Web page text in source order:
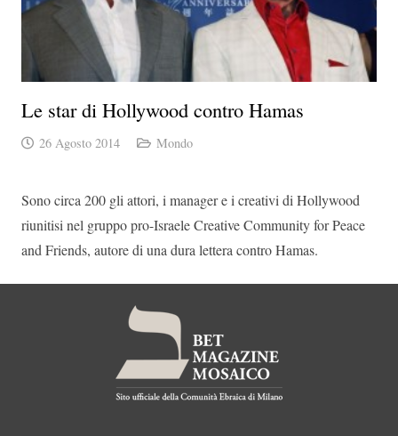
Le star di Hollywood contro Hamas
26 Agosto 2014 Mondo
Sono circa 200 gli attori, i manager e i creativi di Hollywood
riunitisi nel gruppo pro-Israele Creative Community for Peace
and Friends, autore di una dura lettera contro Hamas.